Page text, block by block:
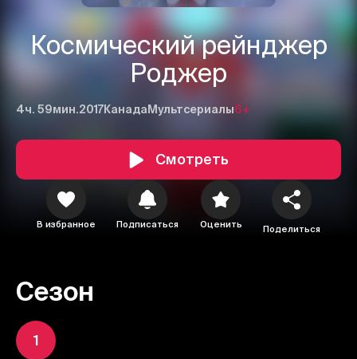
Космический рейнджер
Роджер
4ч. 59мин.2017Канада Мультсериалы6+
Смотреть
В избранное Подписаться Оценить Поделиться
Сезон
1